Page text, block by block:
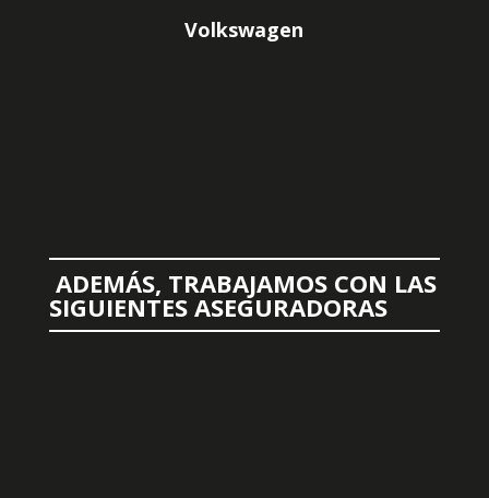
Volkswagen
ADEMÁS, TRABAJAMOS CON LAS
SIGUIENTES ASEGURADORAS